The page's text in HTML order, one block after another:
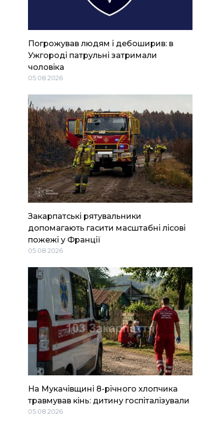
Погрожував людям і дебоширив: в
Ужгороді патрульні затримали
чоловіка
05.08.2026
Закарпатські рятувальники
допомагають гасити масштабні лісові
пожежі у Франції
05.08.2026
На Мукачівщині 8-річного хлопчика
травмував кінь: дитину госпіталізували
05.08.2026